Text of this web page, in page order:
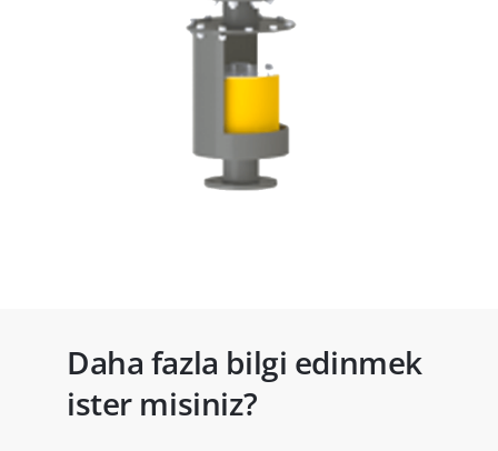
Daha fazla bilgi edinmek
ister misiniz?